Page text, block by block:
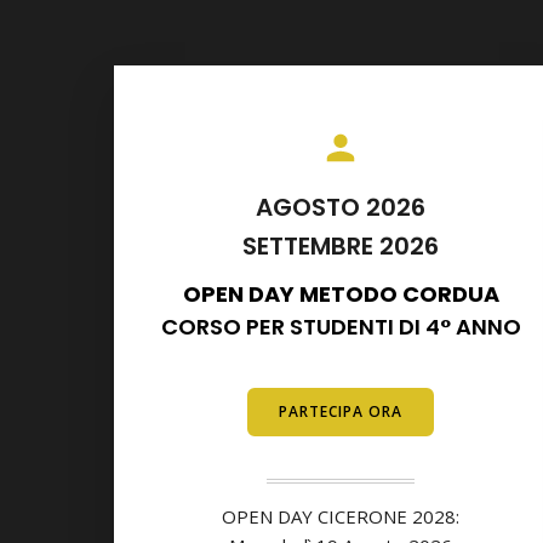
AGOSTO 2026
SETTEMBRE 2026
OPEN DAY METODO CORDUA
CORSO PER STUDENTI DI 4° ANNO
PARTECIPA ORA
OPEN DAY CICERONE 2028: